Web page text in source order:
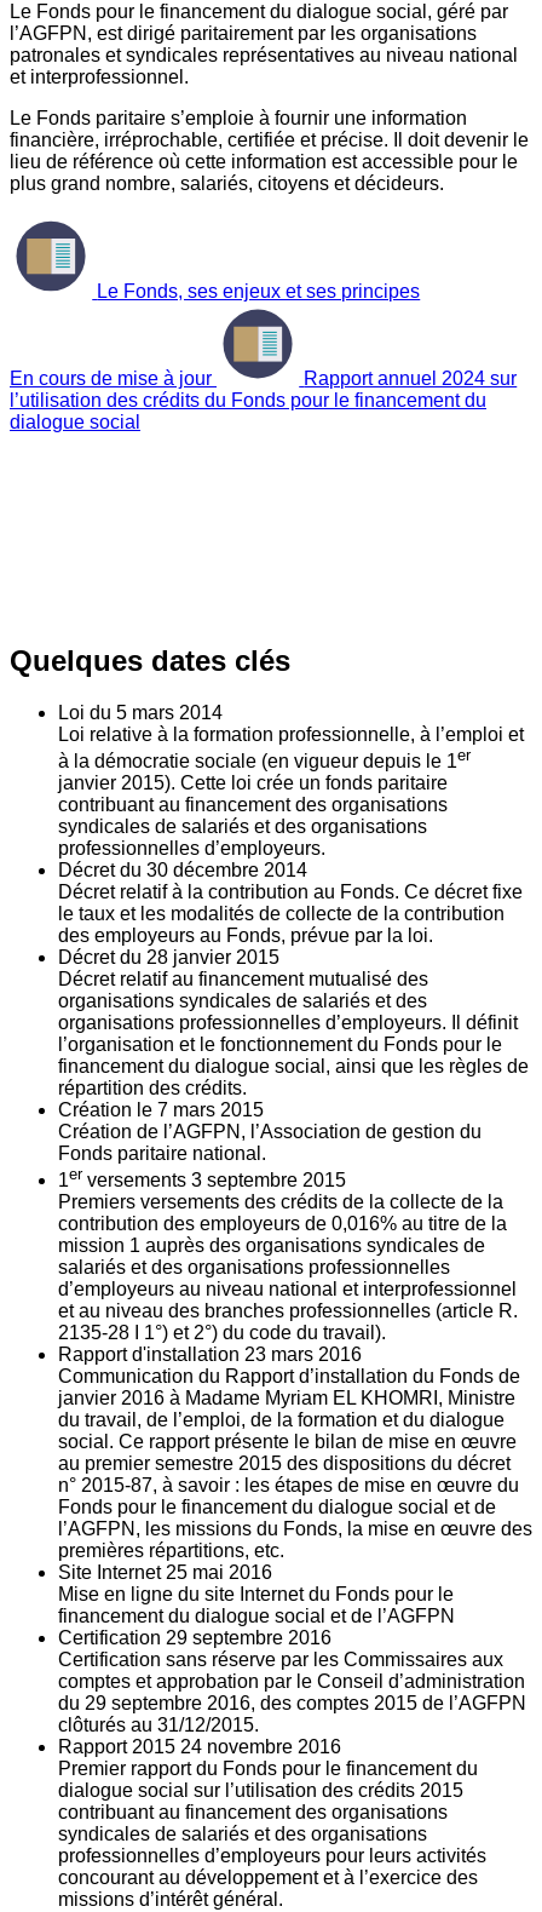
Le Fonds pour le financement du dialogue social, géré par
l’AGFPN, est dirigé paritairement par les organisations
patronales et syndicales représentatives au niveau national
et interprofessionnel.
Le Fonds paritaire s’emploie à fournir une information
financière, irréprochable, certifiée et précise. Il doit devenir le
lieu de référence où cette information est accessible pour le
plus grand nombre, salariés, citoyens et décideurs.
Le Fonds, ses enjeux et ses principes
En cours de mise à jour
Rapport annuel 2024 sur
l’utilisation des crédits du Fonds pour le financement du
dialogue social
Quelques dates clés
Loi du 5 mars 2014
Loi relative à la formation professionnelle, à l’emploi et
à la démocratie sociale (en vigueur depuis le 1er
janvier 2015). Cette loi crée un fonds paritaire
contribuant au financement des organisations
syndicales de salariés et des organisations
professionnelles d’employeurs.
Décret du 30 décembre 2014
Décret relatif à la contribution au Fonds. Ce décret fixe
le taux et les modalités de collecte de la contribution
des employeurs au Fonds, prévue par la loi.
Décret du 28 janvier 2015
Décret relatif au financement mutualisé des
organisations syndicales de salariés et des
organisations professionnelles d’employeurs. Il définit
l’organisation et le fonctionnement du Fonds pour le
financement du dialogue social, ainsi que les règles de
répartition des crédits.
Création le 7 mars 2015
Création de l’AGFPN, l’Association de gestion du
Fonds paritaire national.
1er versements 3 septembre 2015
Premiers versements des crédits de la collecte de la
contribution des employeurs de 0,016% au titre de la
mission 1 auprès des organisations syndicales de
salariés et des organisations professionnelles
d’employeurs au niveau national et interprofessionnel
et au niveau des branches professionnelles (article R.
2135‐28 I 1°) et 2°) du code du travail).
Rapport d'installation 23 mars 2016
Communication du Rapport d’installation du Fonds de
janvier 2016 à Madame Myriam EL KHOMRI, Ministre
du travail, de l’emploi, de la formation et du dialogue
social. Ce rapport présente le bilan de mise en œuvre
au premier semestre 2015 des dispositions du décret
n° 2015-87, à savoir : les étapes de mise en œuvre du
Fonds pour le financement du dialogue social et de
l’AGFPN, les missions du Fonds, la mise en œuvre des
premières répartitions, etc.
Site Internet 25 mai 2016
Mise en ligne du site Internet du Fonds pour le
financement du dialogue social et de l’AGFPN
Certification 29 septembre 2016
Certification sans réserve par les Commissaires aux
comptes et approbation par le Conseil d’administration
du 29 septembre 2016, des comptes 2015 de l’AGFPN
clôturés au 31/12/2015.
Rapport 2015 24 novembre 2016
Premier rapport du Fonds pour le financement du
dialogue social sur l’utilisation des crédits 2015
contribuant au financement des organisations
syndicales de salariés et des organisations
professionnelles d’employeurs pour leurs activités
concourant au développement et à l’exercice des
missions d’intérêt général.